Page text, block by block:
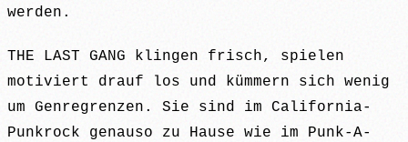
werden.
THE LAST GANG klingen frisch, spielen
motiviert drauf los und kümmern sich wenig
um Genregrenzen. Sie sind im California-
Punkrock genauso zu Hause wie im Punk-A-